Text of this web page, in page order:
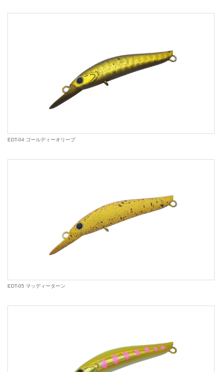
EDT-04 ゴールディーオリーブ
EDT-05 マッディーターン